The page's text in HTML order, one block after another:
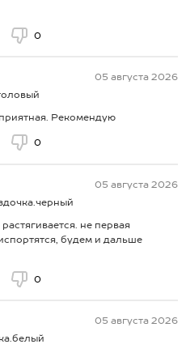
0
05 августа 2026
Рекомендую
0
05 августа 2026
не первая
будем и дальше
0
05 августа 2026